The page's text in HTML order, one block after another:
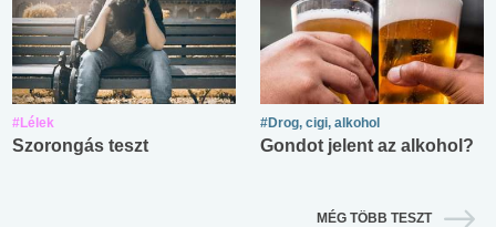
#Lélek
Szorongás teszt
#Drog, cigi, alkohol
Gondot jelent az alkohol?
MÉG TÖBB TESZT